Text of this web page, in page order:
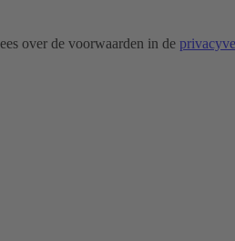
over de voorwaarden in de